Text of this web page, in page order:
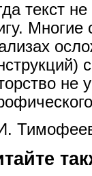
текст
Многие
не